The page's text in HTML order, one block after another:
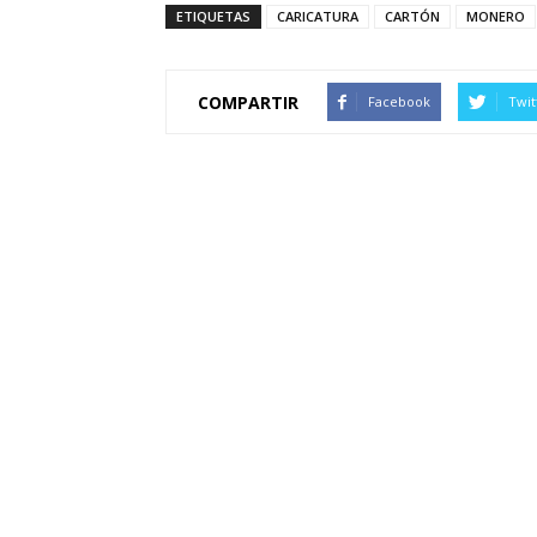
ETIQUETAS CARICATURA CARTÓN MONERO
COMPARTIR Facebook